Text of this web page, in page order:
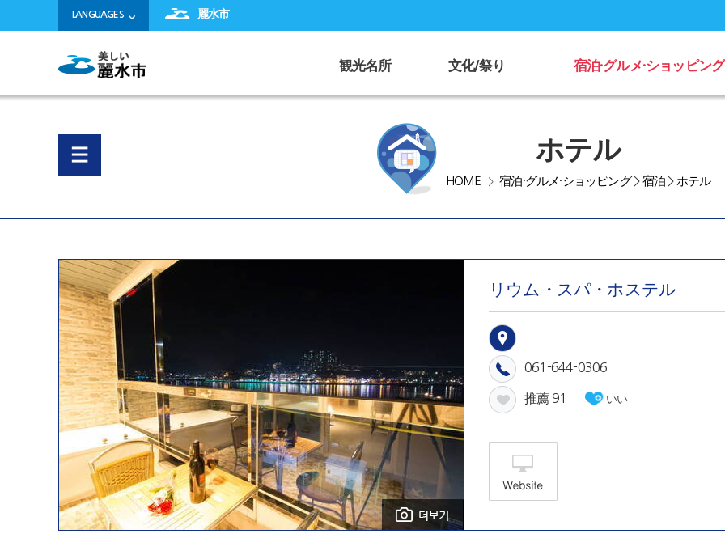
LANGUAGES 麗水市
観光名所 文化/祭り 宿泊·グルメ·ショッピング
ホテル
HOME > 宿泊·グルメ·ショッピング> 宿泊> ホテル
リウム・スパ・ホステル
061-644-0306
推薦91 いい